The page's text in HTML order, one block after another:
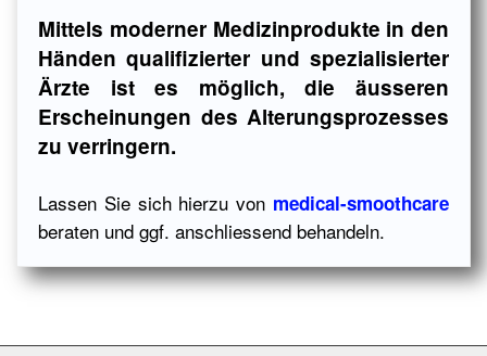
Mittels moderner Medizinprodukte in den
Händen qualifizierter und spezialisierter
Ärzte ist es möglich, die äusseren
Erscheinungen des Alterungsprozesses
zu verringern.
Lassen Sie sich hierzu von medical-smoothcare
beraten und ggf. anschliessend behandeln.